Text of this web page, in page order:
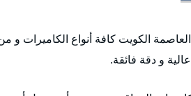
العاصمة الكويت كافة أنواع الكاميرات و
و دقة فائقة.